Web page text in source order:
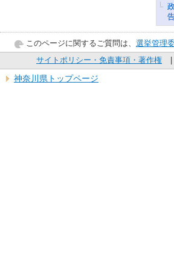
このページに関するご質問は、 選挙管理
サイトポリシー・免責事項・著作権
神奈川県トップページ